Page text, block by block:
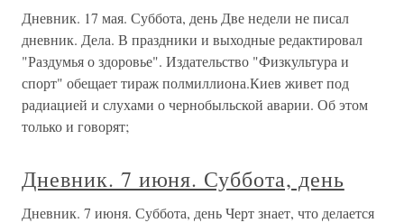
Дневник. 17 мая. Суббота, день Две недели не писал
дневник. Дела. В праздники и выходные редактировал
"Раздумья о здоровье". Издательство "Физкультура и
спорт" обещает тираж полмиллиона.Киев живет под
радиацией и слухами о чернобыльской аварии. Об этом
только и говорят;
Дневник. 7 июня. Суббота, день
Дневник. 7 июня. Суббота, день Черт знает, что делается